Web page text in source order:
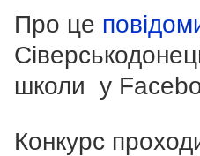
Про це
школи у
Конкурс